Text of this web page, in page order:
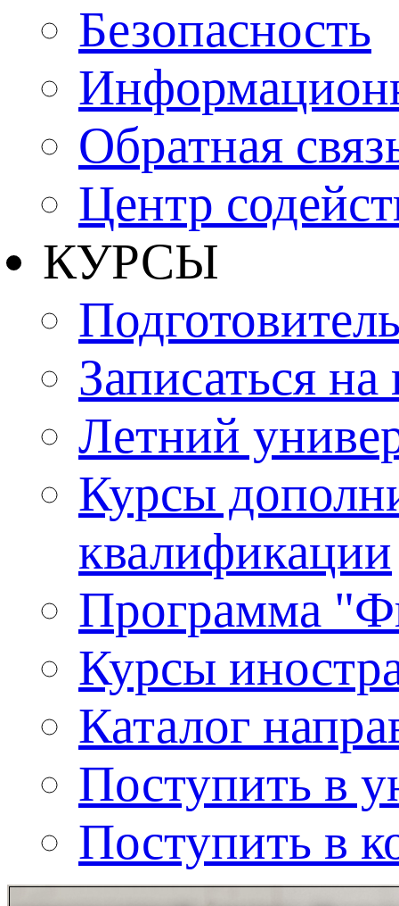
Безопасность
Обратная
Центр
КУРСЫ
Записаться
Летний
Курсы
квалификации
Программа
Курсы
Каталог
Поступить в
Поступить в